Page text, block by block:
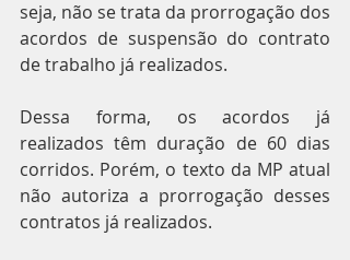
seja, não se trata da prorrogação dos
acordos de suspensão do contrato
de trabalho já realizados.
Dessa forma, os acordos já
realizados têm duração de 60 dias
corridos. Porém, o texto da MP atual
não autoriza a prorrogação desses
contratos já realizados.